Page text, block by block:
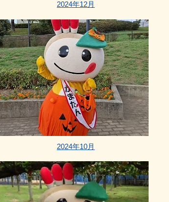
2024年12月
2024年10月